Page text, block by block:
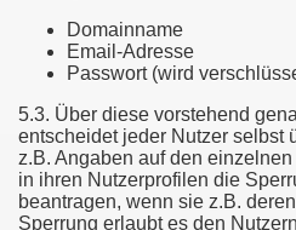
Domainname
Email-Adresse
Passwort (wird
5.3. Über diese vorstehend
entscheidet jeder Nutzer selbst
z.B. Angaben auf den
in ihren Nutzerprofilen die
beantragen, wenn sie z.B.
Sperrung erlaubt es den